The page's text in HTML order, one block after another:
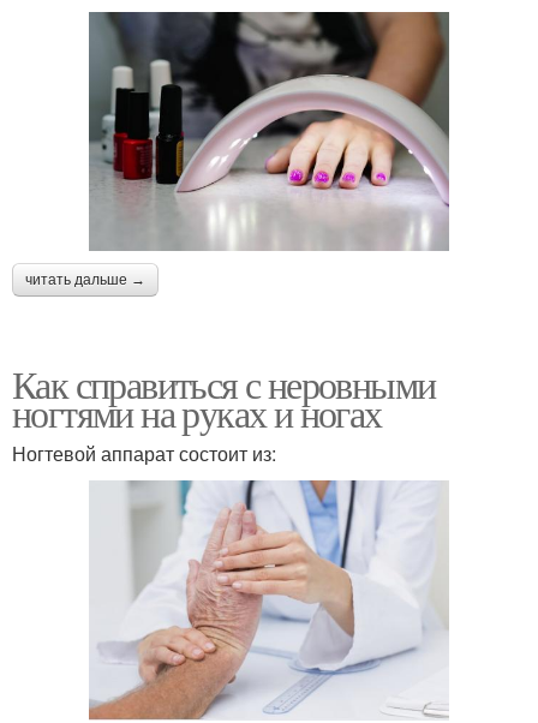
читать дальше →
Как справиться с неровными
ногтями на руках и ногах
Ногтевой аппарат состоит из: